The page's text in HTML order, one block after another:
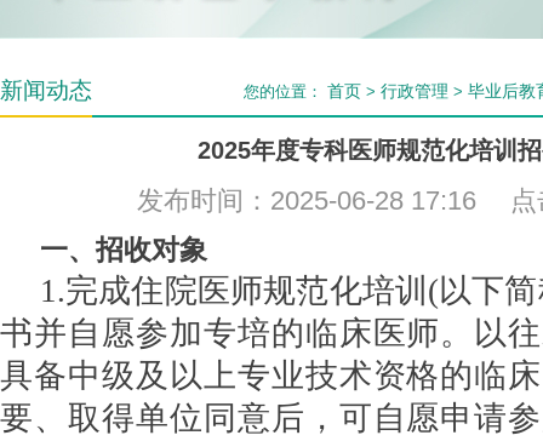
新闻动态 您的位置： 首页 > 行政管理 > 毕业后教
2025年度专科医师规范化培训
发布时间：2025-06-28 17:16 点
一、 招收对象
1.完成住院医师规范化培训 (以下
书并自愿参加专培的临床医师。以
具备中级及以上专业技术资格的临
要、取得单位同意后，可自愿申请